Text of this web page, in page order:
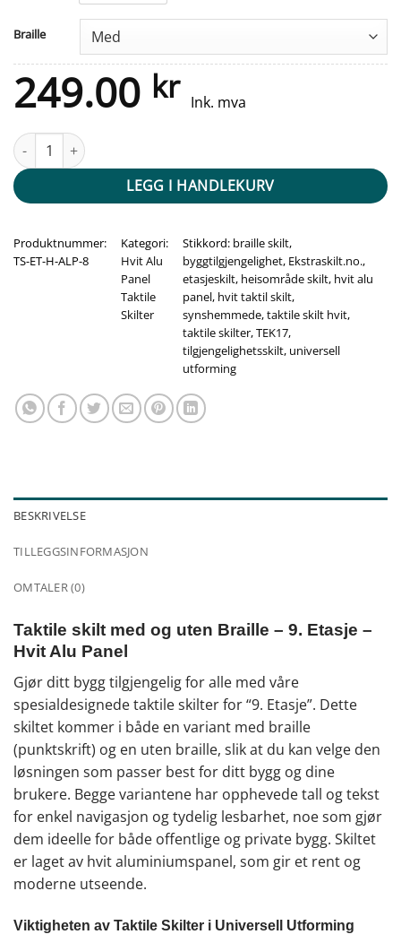
Braille
249.00 kr Ink. mva
Taktile skilt med/uten Braille - 9. Etg - Hvit Alu Panel antall
LEGG I HANDLEKURV
Produktnummer:
TS-ET-H-ALP-8
Kategori:
Hvit Alu
Panel
Taktile
Skilter
Stikkord: braille skilt,
byggtilgjengelighet, Ekstraskilt.no.,
etasjeskilt, heisområde skilt, hvit alu
panel, hvit taktil skilt,
synshemmede,taktile skilt hvit,
taktile skilter,TEK17,
tilgjengelighetsskilt, universell
utforming
BESKRIVELSE
TILLEGGSINFORMASJON
OMTALER (0)
Taktile skilt med og uten Braille – 9. Etasje –
Hvit Alu Panel
Gjør ditt bygg tilgjengelig for alle med våre
spesialdesignede taktile skilter for “9. Etasje”. Dette
skiltet kommer i både en variant med braille
(punktskrift) og en uten braille, slik at du kan velge den
løsningen som passer best for ditt bygg og dine
brukere. Begge variantene har opphevede tall og tekst
for enkel navigasjon og tydelig lesbarhet, noe som gjør
dem ideelle for både offentlige og private bygg. Skiltet
er laget av hvit aluminiumspanel, som gir et rent og
moderne utseende.
Viktigheten av Taktile Skilter i Universell Utforming